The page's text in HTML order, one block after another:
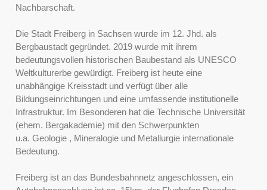
Nachbarschaft.
Die Stadt Freiberg in Sachsen wurde im 12. Jhd. als
Bergbaustadt gegründet. 2019 wurde mit ihrem
bedeutungsvollen historischen Baubestand als UNESCO
Weltkulturerbe gewürdigt. Freiberg ist heute eine
unabhängige Kreisstadt und verfügt über alle
Bildungseinrichtungen und eine umfassende institutionelle
Infrastruktur. Im Besonderen hat die Technische Universität
(ehem. Bergakademie) mit den Schwerpunkten
u.a. Geologie , Mineralogie und Metallurgie internationale
Bedeutung.
Freiberg ist an das Bundesbahnnetz angeschlossen, ein